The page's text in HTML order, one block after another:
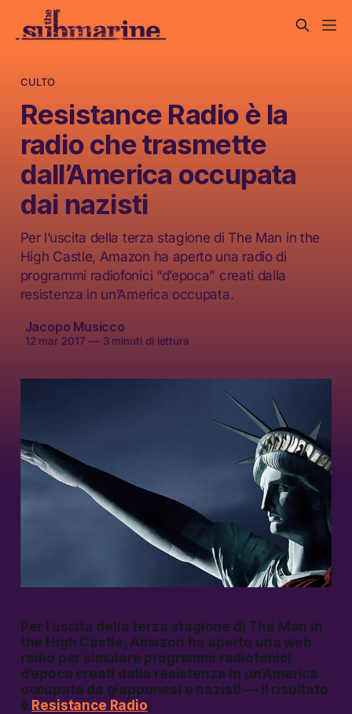
CULTO
Resistance Radio è la
radio che trasmette
dall’America occupata
dai nazisti
Per l’uscita della terza stagione di The Man in the
High Castle, Amazon ha aperto una radio di
programmi radiofonici “d’epoca” creati dalla
resistenza in un’America occupata.
Jacopo Musicco
12 mar 2017 —3 minuti di lettura
Per l’uscita della terza stagione di The Man in
the High Castle, Amazon ha aperto una web
radio per simulare programmi radiofonici
d’epoca creati dalla resistenza in un’America
occupata da giapponesi e nazisti — il risultato
è Resistance Radio.